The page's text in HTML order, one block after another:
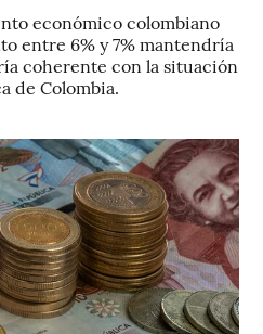
económico colombiano
entre 6% y 7% mantendría
coherente con la situación
de Colombia.